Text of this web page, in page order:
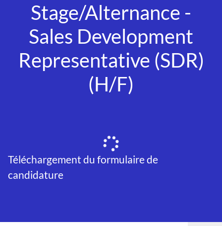
Stage/Alternance -
Sales Development
Representative (SDR)
(H/F)
Téléchargement du formulaire de
candidature